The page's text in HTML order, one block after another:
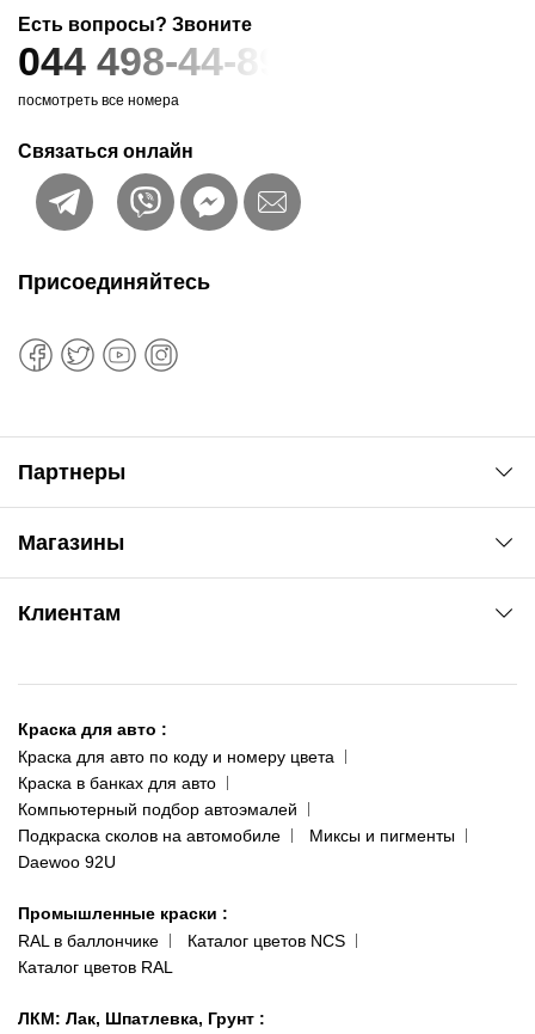
Есть вопросы? Звоните
044 498-44-89
посмотреть все номера
Связаться онлайн
Магазины
ул. Рабочая, 2-а
093 611-39-23
(ориентир: Интайм №40)
Одесса
пр-т Акад. Глушко, 29
066 554-97-70
Клиентам
Доставка и оплата
Сотрудничество
Наши публикации
Публичная оферта
Политика конфиденциальности
Присоединяйтесь
Партнеры
Сервис колористам
Краска для авто :
Краска для авто по коду и номеру цвета
Краска в банках для авто
Компьютерный подбор автоэмалей
Подкраска сколов на автомобиле
Миксы и пигменты
Daewoo 92U
Промышленные краски :
RAL в баллончике
Каталог цветов NCS
Каталог цветов RAL
ЛКМ: Лак, Шпатлевка, Грунт :